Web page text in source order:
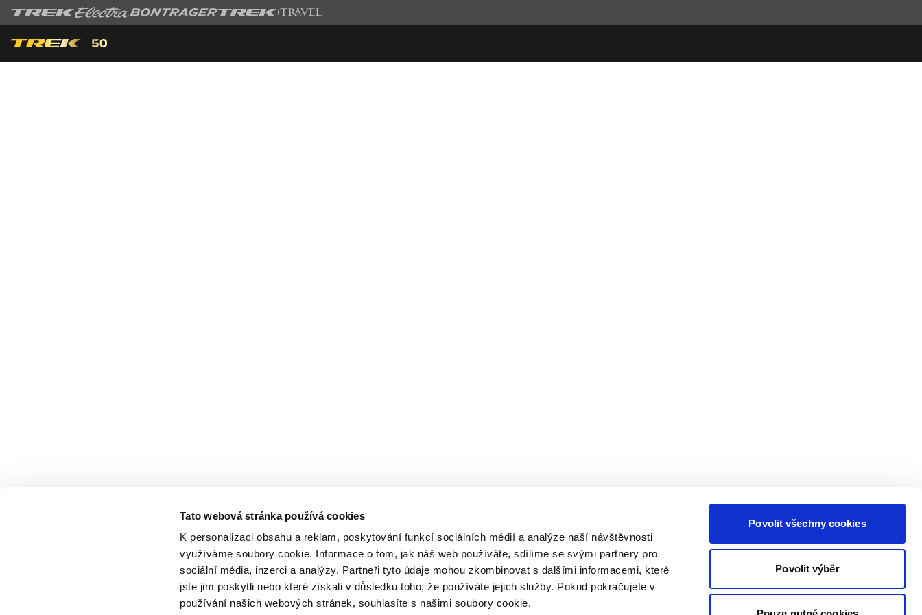
Tato webová stránka používá cookies
K personalizaci obsahu a reklam, poskytování funkcí sociálních médií a analýze naší návštěvnosti
využíváme soubory cookie. Informace o tom, jak náš web používáte, sdílíme se svými partnery pro
sociální média, inzerci a analýzy. Partneři tyto údaje mohou zkombinovat s dalšími informacemi, které
jste jim poskytli nebo které získali v důsledku toho, že používáte jejich služby. Pokud pokračujete v
používání našich webových stránek, souhlasíte s našimi soubory cookie.
Povolit všechny cookies
Povolit výběr